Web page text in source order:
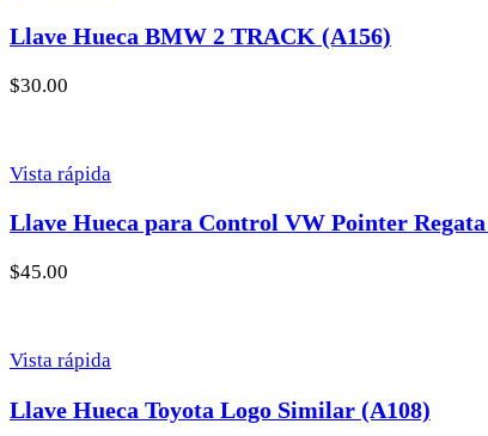
Llave Hueca BMW 2 TRACK (A156)
$30.00
Vista rápida
Llave Hueca para Control VW Pointer
$45.00
Vista rápida
Llave Hueca Toyota Logo Similar (A108)